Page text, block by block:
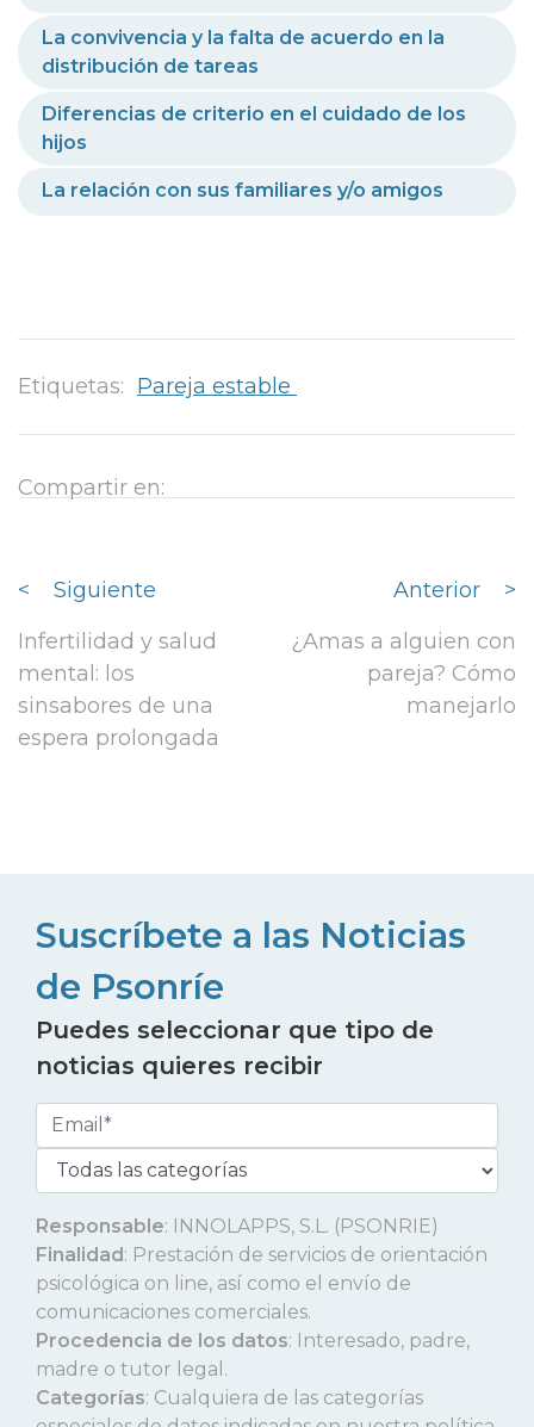
La convivencia y la falta de acuerdo en la
distribución de tareas
Diferencias de criterio en el cuidado de los
hijos
La relación con sus familiares y/o amigos
Etiquetas: Pareja estable
Compartir en:
<
Siguiente
Infertilidad y salud
mental: los
sinsabores de una
espera prolongada
Anterior
>
¿Amas a alguien con
pareja? Cómo
manejarlo
Suscríbete a las Noticias
de Psonríe
Puedes seleccionar que tipo de
noticias quieres recibir
Responsable: INNOLAPPS, S.L. (PSONRIE)
Finalidad: Prestación de servicios de orientación
psicológica on line, así como el envío de
comunicaciones comerciales.
Procedencia de los datos: Interesado, padre,
madre o tutor legal.
Categorías: Cualquiera de las categorías